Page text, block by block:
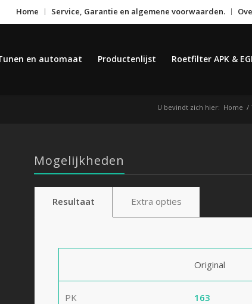
Home Service, Garantie en algemene voorwaarden.
en automaat Productenlijst Roetfilter APK &
U bevindt zich hier: Home /
Mogelijkheden
Resultaat Extra opties
Original
PK 163